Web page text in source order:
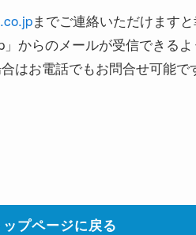
までご連絡いただけますと
からのメールが受信できる
はお電話でもお問合せ可能で
ップページに戻る